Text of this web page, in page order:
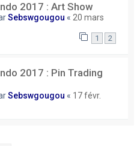
2017 : Art Show
Sebswgougou « 20 mars
1 2
2017 : Pin Trading
Sebswgougou « 17 févr.